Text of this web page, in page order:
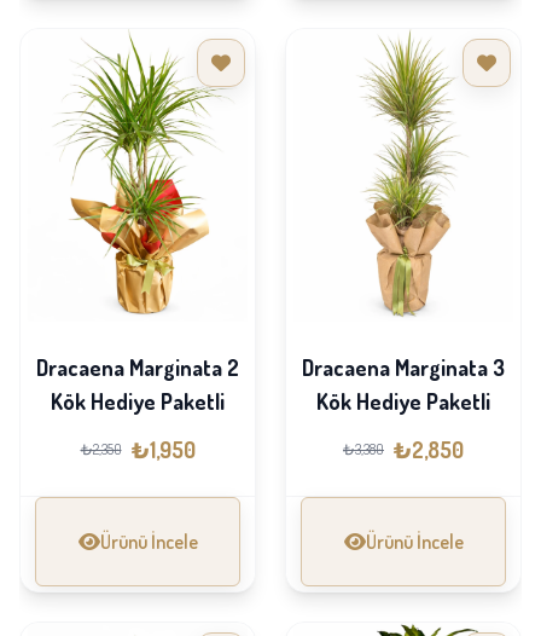
Dracaena Marginata 2
Kök Hediye Paketli
₺2,350 ₺1,950
Ürünü İncele
Dracaena Marginata 3
Kök Hediye Paketli
₺3,380 ₺2,850
Ürünü İncele